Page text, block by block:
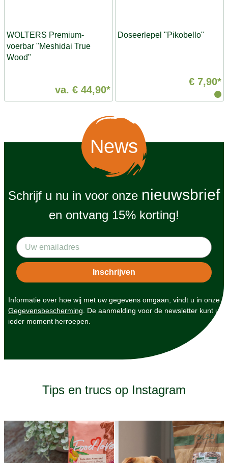
WOLTERS Premium-
voerbar "Meshidai True
Wood"
va. € 44,90*
Doseerlepel "Pikobello"
€ 7,90*
News
Schrijf u nu in voor onze nieuwsbrief
en ontvang 15% korting!
Informatie over hoe wij met uw gegevens omgaan, vindt u in onze
Gegevensbescherming . De aanmelding voor de newsletter kunt u
ieder moment herroepen.
Tips en trucs op Instagram